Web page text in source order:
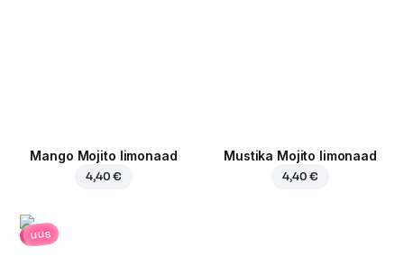
Mango Mojito limonaad
4,40 €
Mustika Mojito limonaad
4,40 €
uus